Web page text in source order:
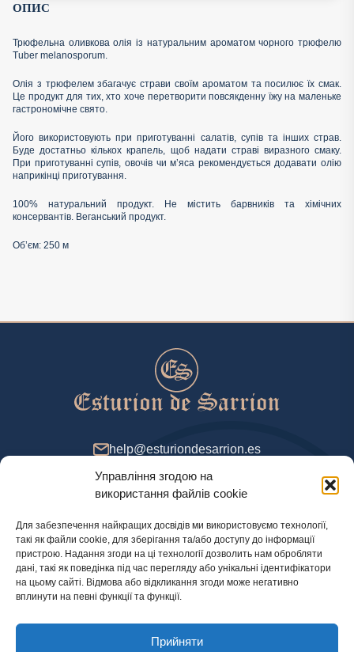
Управління згодою на
використання файлів cookie
Для забезпечення найкращих досвідів ми використовуємо технології,
такі як файли cookie, для зберігання та/або доступу до інформації
пристрою. Надання згоди на ці технології дозволить нам обробляти
дані, такі як поведінка під час перегляду або унікальні ідентифікатори
на цьому сайті. Відмова або відкликання згоди може негативно
вплинути на певні функції та функції.
Прийняти
ОПИС
Трюфельна оливкова олія із натуральним ароматом чорного трюфелю
Tuber melanosporum.
Олія з трюфелем збагачує страви своїм ароматом та посилює їх смак.
Це продукт для тих, хто хоче перетворити повсякденну їжу на маленьке
гастрономічне свято.
Його використовують при приготуванні салатів, супів та інших страв.
Буде достатньо кількох крапель, щоб надати страві виразного смаку.
При приготуванні супів, овочів чи м’яса рекомендується додавати олію
наприкінці приготування.
100% натуральний продукт. Не містить барвників та хімічних
консервантів. Веганський продукт.
Об’єм: 250 м
help@esturiondesarrion.es
з 9 до 18 (GMT+2) у будні
Спосіб оплати
Правова інформація